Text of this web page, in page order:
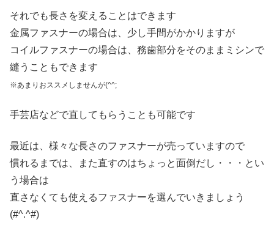
それでも長さを変えることはできます
金属ファスナーの場合は、少し手間がかかりますが
コイルファスナーの場合は、務歯部分をそのままミシンで
縫うこともできます
※あまりおススメしませんが(^^;
手芸店などで直してもらうことも可能です
最近は、様々な長さのファスナーが売っていますので
慣れるまでは、また直すのはちょっと面倒だし・・・とい
う場合は
直さなくても使えるファスナーを選んでいきましょう
(#^.^#)